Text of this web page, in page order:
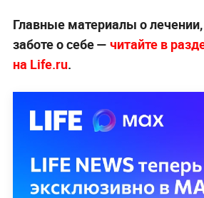
Главные материалы о
заботе о себе — читайте в
на Life.ru.